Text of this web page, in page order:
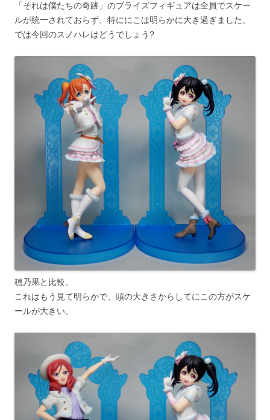
「それは僕たちの奇跡」のプライズフィギュアは全員でスケー
ルが統一されておらず、特ににこは明らかに大き過ぎました。
では今回のスノハレはどうでしょう?
穂乃果と比較。
これはもう見て明らかで、頭の大きさからしてにこの方がスケ
ールが大きい。